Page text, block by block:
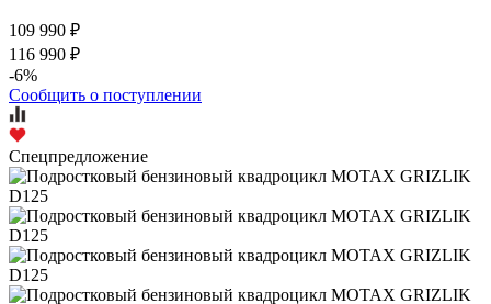
109 990 ₽
116 990 ₽
-6%
Сообщить о поступлении
Спецпредложение